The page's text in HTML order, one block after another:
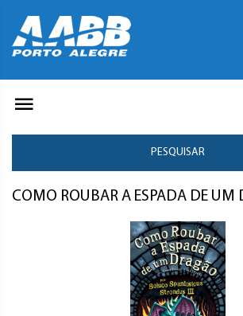
PESQUISAR
COMO ROUBAR A ESPADA DE UM